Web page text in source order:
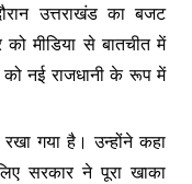
उत्तराखंड का बजट
मीडिया से बातचीत में
को नई राजधानी के रूप में
गया है। उन्होंने कहा
सरकार ने पूरा खाका